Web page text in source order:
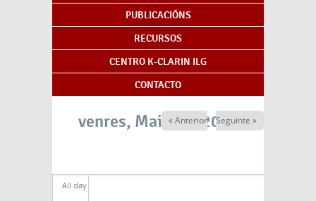
PUBLICACIÓNS
RECURSOS
CENTRO K-CLARIN ILG
CONTACTO
venres, Maio 29, 2026
« Anterior Seguinte »
All day